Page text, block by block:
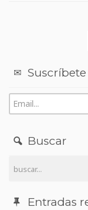
Buscar
Entradas